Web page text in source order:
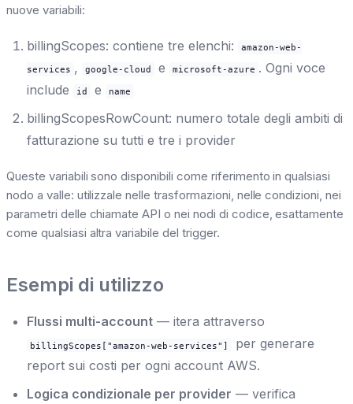
nuove variabili:
billingScopes: contiene tre elenchi:
amazon-web-
services , google-cloud e microsoft-azure . Ogni voce
include
id e name
billingScopesRowCount: numero totale degli ambiti di
fatturazione su tutti e tre i provider
Queste variabili sono disponibili come riferimento in qualsiasi
nodo a valle: utilizzale nelle trasformazioni, nelle condizioni, nei
parametri delle chiamate API o nei nodi di codice, esattamente
come qualsiasi altra variabile del trigger.
Esempi di utilizzo
Flussi multi-account — itera attraverso
billingScopes["amazon-web-services"]
per generare
report sui costi per ogni account AWS.
Logica condizionale per provider — verifica